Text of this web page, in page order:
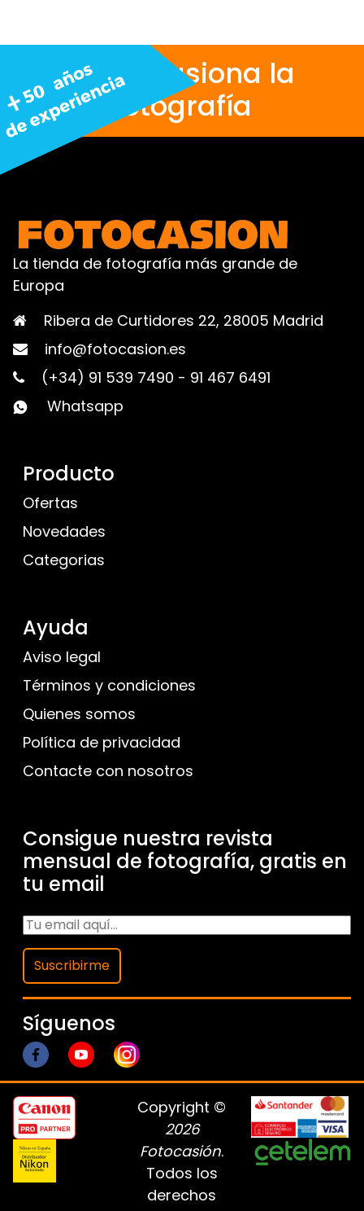
Nos apasiona la
fotografía
La tienda de fotografía más grande de
Europa
Ribera de Curtidores 22, 28005 Madrid
info@fotocasion.es
(+34) 91 539 7490 - 91 467 6491
Whatsapp
Producto
Ofertas
Novedades
Categorias
Ayuda
Aviso legal
Términos y condiciones
Quienes somos
Política de privacidad
Contacte con nosotros
Consigue nuestra revista
mensual de fotografía, gratis en
tu email
Suscribirme
Síguenos
Copyright ©
2026
Fotocasión.
Todos los
derechos